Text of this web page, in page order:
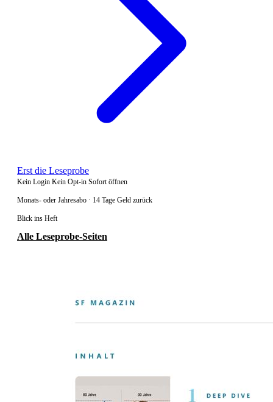
Erst die Leseprobe
Kein Login Kein Opt-in Sofort öffnen
Monats- oder Jahresabo · 14 Tage Geld zurück
Blick ins Heft
Alle Leseprobe-Seiten